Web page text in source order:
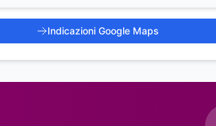
Indicazioni Google Maps